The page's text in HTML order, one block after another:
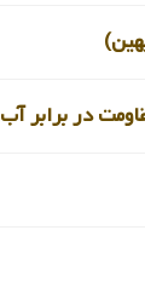
در برابر آب